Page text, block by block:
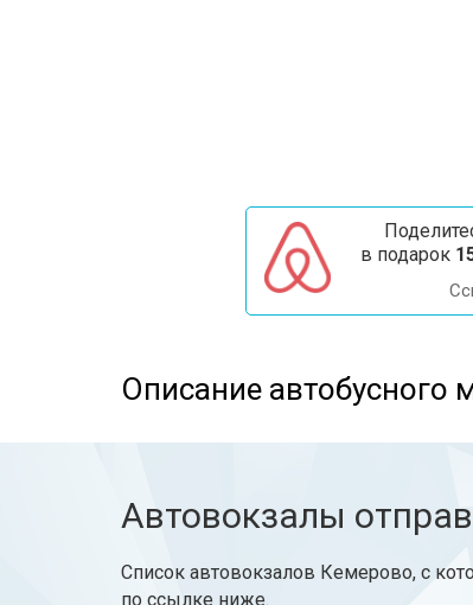
в подарок
Описание автобусного
Автовокзалы
Список автовокзалов Кемерово, с
по ссылке ниже.